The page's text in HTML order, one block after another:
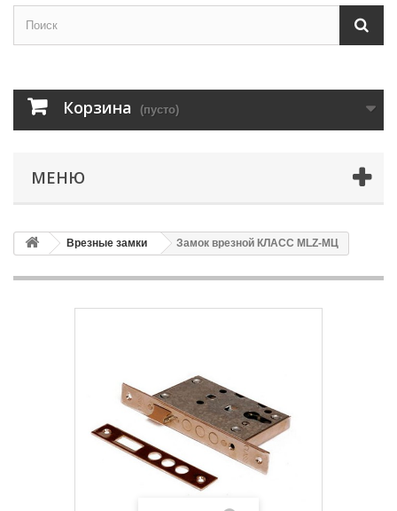
Корзина (пусто)
МЕНЮ
Врезные замки Замок врезной КЛАСС MLZ-МЦ